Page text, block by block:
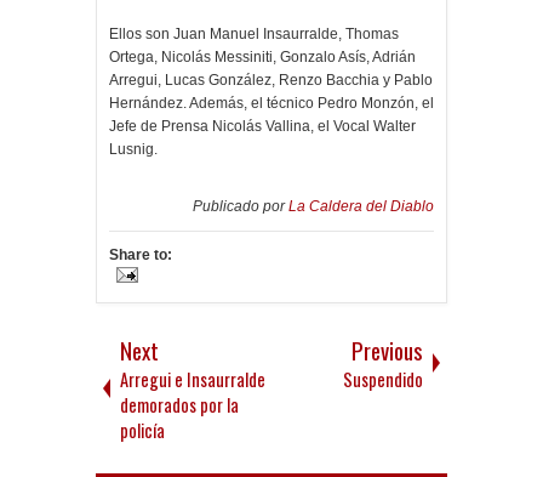
Ellos son Juan Manuel Insaurralde, Thomas
Ortega, Nicolás Messiniti, Gonzalo Asís, Adrián
Arregui, Lucas González, Renzo Bacchia y Pablo
Hernández. Además, el técnico Pedro Monzón, el
Jefe de Prensa Nicolás Vallina, el Vocal Walter
Lusnig.
Publicado porLa Caldera del Diablo
Share to:
Next
Arregui e Insaurralde
demorados por la
policía
Previous
Suspendido